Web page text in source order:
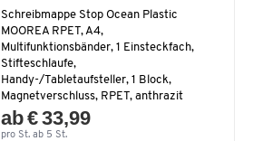
Schreibmappe Stop Ocean Plastic
MOOREA RPET, A4,
Multifunktionsbänder, 1 Einsteckfach,
Stifteschlaufe,
Handy-/Tabletaufsteller, 1 Block,
Magnetverschluss, RPET, anthrazit
ab € 33,99
pro St. ab 5 St.